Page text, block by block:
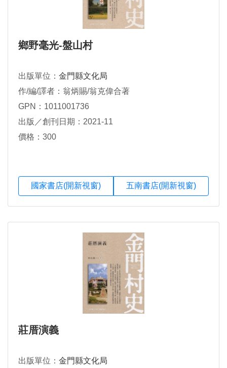
鄉野毫光-盤山村
出版單位： 金門縣文化局
作/編/譯者：翁炳賜/翁克偉合著
GPN：1011001736
出版／創刊日期：2021-11
價格：300
國家書店(開新視窗) 五南書店(開新視窗)
莊厝演義
出版單位： 金門縣文化局